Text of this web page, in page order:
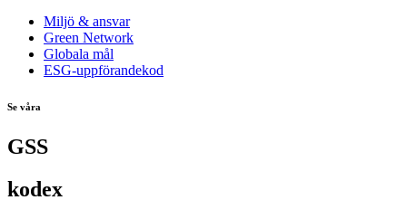
Miljö & ansvar
Green Network
Globala mål
ESG-uppförandekod
Se våra
GSS
kodex